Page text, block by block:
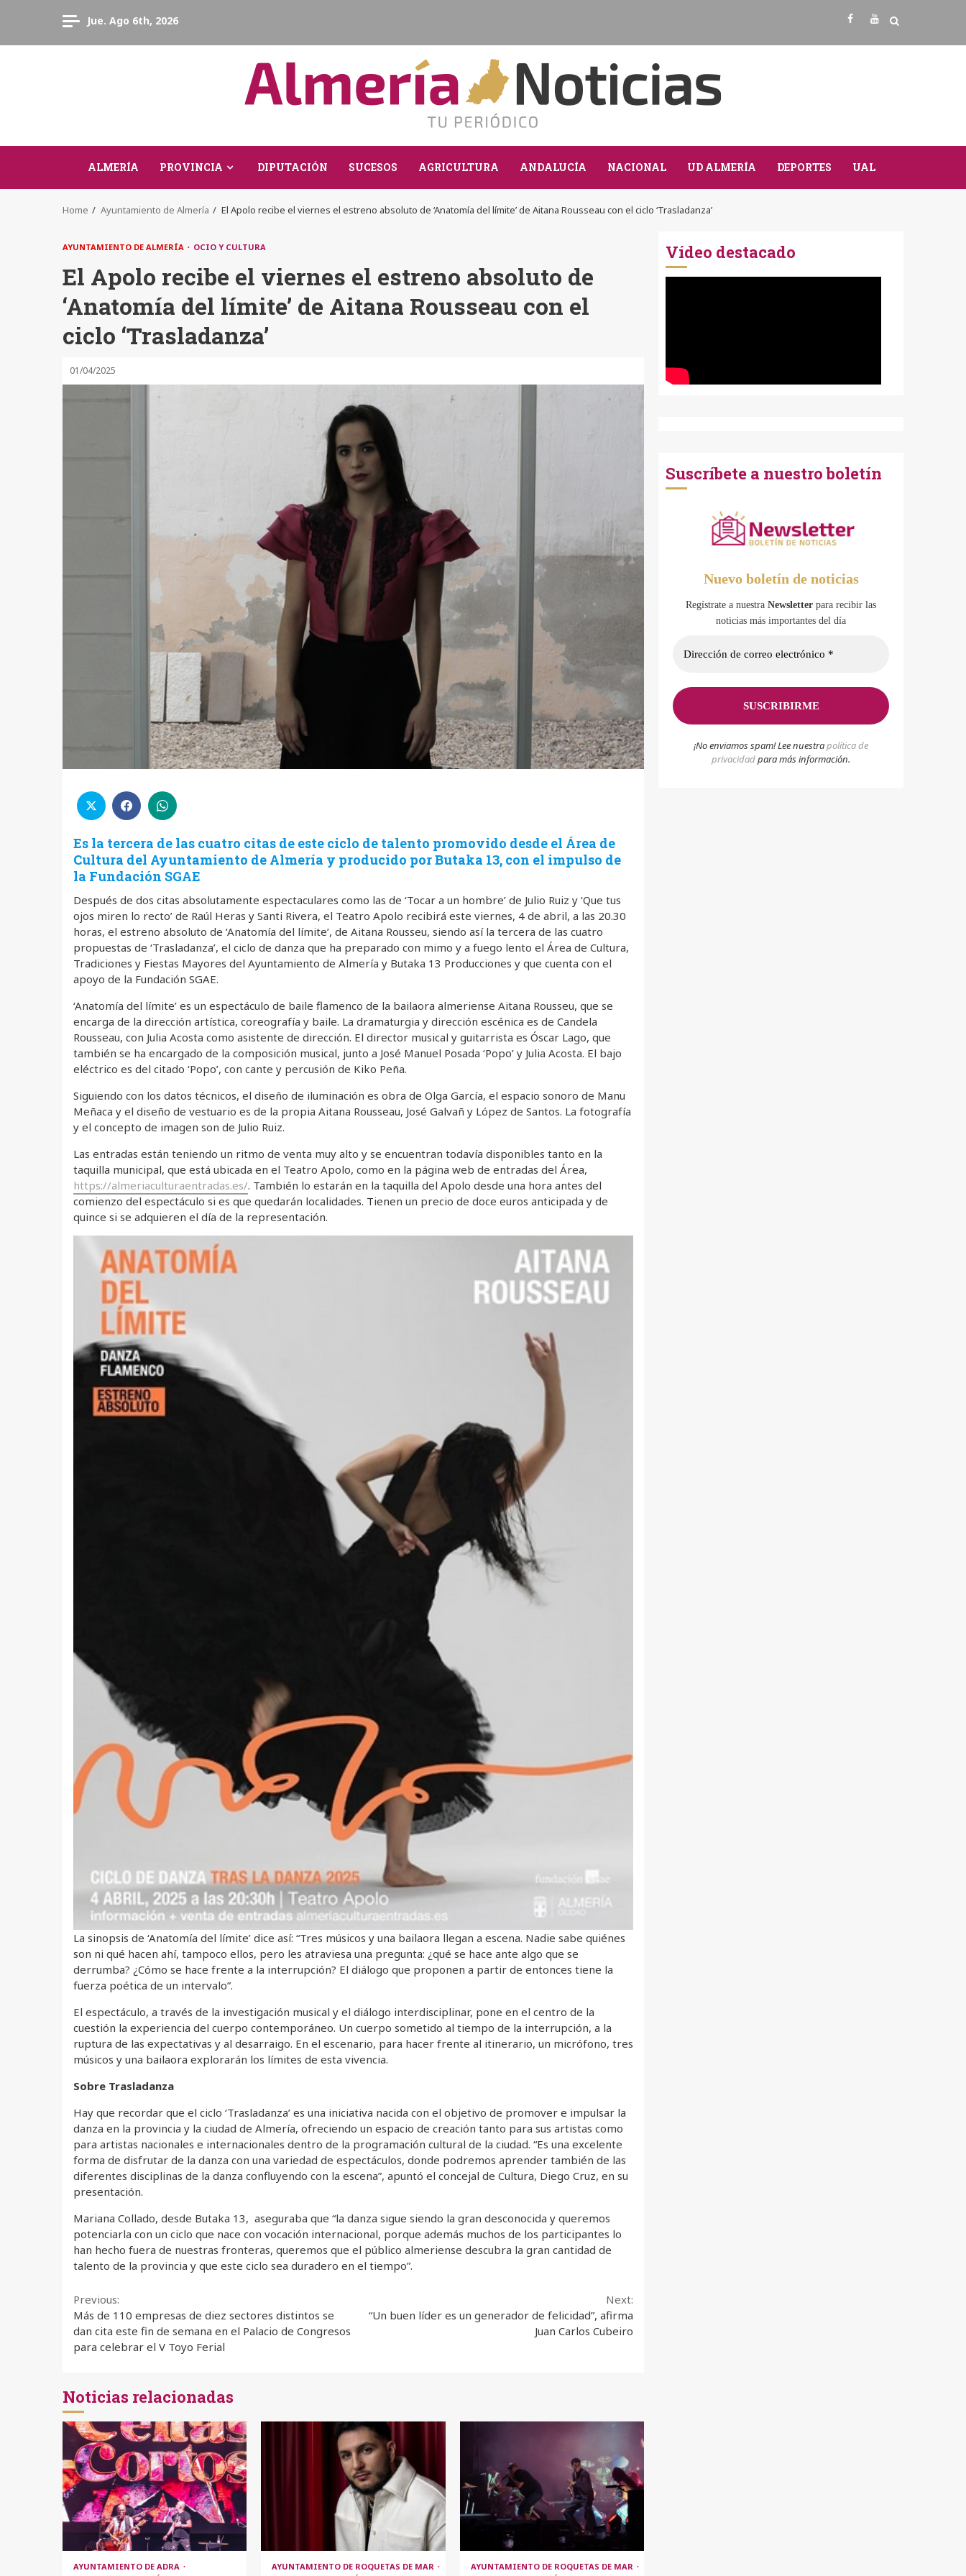
Jue. Ago 6th, 2026 Facebook
Youtube
ALMERÍA PROVINCIA DIPUTACIÓN SUCESOS AGRICULTURA ANDALUCÍA NACIONAL UD ALMERÍA DEPORTES UAL
Home Ayuntamiento de Almería El Apolo recibe el viernes el estreno absoluto de ‘Anatomía del límite’ de Aitana Rousseau con el ciclo ‘Trasladanza’
AYUNTAMIENTO DE ALMERÍA OCIO Y CULTURA
El Apolo recibe el viernes el estreno absoluto de
‘Anatomía del límite’ de Aitana Rousseau con el
ciclo ‘Trasladanza’
01/04/2025
Es la tercera de las cuatro citas de este ciclo de talento promovido desde el Área de
Cultura del Ayuntamiento de Almería y producido por Butaka 13, con el impulso de
la Fundación SGAE
Después de dos citas absolutamente espectaculares como las de ‘Tocar a un hombre’ de Julio Ruiz y ‘Que tus
ojos miren lo recto’ de Raúl Heras y Santi Rivera, el Teatro Apolo recibirá este viernes, 4 de abril, a las 20.30
horas, el estreno absoluto de ‘Anatomía del límite’, de Aitana Rousseu, siendo así la tercera de las cuatro
propuestas de ‘Trasladanza’, el ciclo de danza que ha preparado con mimo y a fuego lento el Área de Cultura,
Tradiciones y Fiestas Mayores del Ayuntamiento de Almería y Butaka 13 Producciones y que cuenta con el
apoyo de la Fundación SGAE.
‘Anatomía del límite’ es un espectáculo de baile flamenco de la bailaora almeriense Aitana Rousseu, que se
encarga de la dirección artística, coreografía y baile. La dramaturgia y dirección escénica es de Candela
Rousseau, con Julia Acosta como asistente de dirección. El director musical y guitarrista es Óscar Lago, que
también se ha encargado de la composición musical, junto a José Manuel Posada ‘Popo’ y Julia Acosta. El bajo
eléctrico es del citado ‘Popo’, con cante y percusión de Kiko Peña.
Siguiendo con los datos técnicos, el diseño de iluminación es obra de Olga García, el espacio sonoro de Manu
Meñaca y el diseño de vestuario es de la propia Aitana Rousseau, José Galvañ y López de Santos. La fotografía
y el concepto de imagen son de Julio Ruiz.
Las entradas están teniendo un ritmo de venta muy alto y se encuentran todavía disponibles tanto en la
taquilla municipal, que está ubicada en el Teatro Apolo, como en la página web de entradas del Área,
https://almeriaculturaentradas.es/. También lo estarán en la taquilla del Apolo desde una hora antes del
comienzo del espectáculo si es que quedarán localidades. Tienen un precio de doce euros anticipada y de
quince si se adquieren el día de la representación.
La sinopsis de ‘Anatomía del límite’ dice así: “Tres músicos y una bailaora llegan a escena. Nadie sabe quiénes
son ni qué hacen ahí, tampoco ellos, pero les atraviesa una pregunta: ¿qué se hace ante algo que se
derrumba? ¿Cómo se hace frente a la interrupción? El diálogo que proponen a partir de entonces tiene la
fuerza poética de un intervalo”.
El espectáculo, a través de la investigación musical y el diálogo interdisciplinar, pone en el centro de la
cuestión la experiencia del cuerpo contemporáneo. Un cuerpo sometido al tiempo de la interrupción, a la
ruptura de las expectativas y al desarraigo. En el escenario, para hacer frente al itinerario, un micrófono, tres
músicos y una bailaora explorarán los límites de esta vivencia.
Sobre Trasladanza
Hay que recordar que el ciclo ‘Trasladanza’ es una iniciativa nacida con el objetivo de promover e impulsar la
danza en la provincia y la ciudad de Almería, ofreciendo un espacio de creación tanto para sus artistas como
para artistas nacionales e internacionales dentro de la programación cultural de la ciudad. “Es una excelente
forma de disfrutar de la danza con una variedad de espectáculos, donde podremos aprender también de las
diferentes disciplinas de la danza confluyendo con la escena”, apuntó el concejal de Cultura, Diego Cruz, en su
presentación.
Mariana Collado, desde Butaka 13, aseguraba que “la danza sigue siendo la gran desconocida y queremos
potenciarla con un ciclo que nace con vocación internacional, porque además muchos de los participantes lo
han hecho fuera de nuestras fronteras, queremos que el público almeriense descubra la gran cantidad de
talento de la provincia y que este ciclo sea duradero en el tiempo”.
Continue
Reading
Previous:
Más de 110 empresas de diez sectores distintos se
dan cita este fin de semana en el Palacio de Congresos
para celebrar el V Toyo Ferial
Next:
“Un buen líder es un generador de felicidad”, afirma
Juan Carlos Cubeiro
Noticias relacionadas
AYUNTAMIENTO DE ADRA
AYUNTAMIENTO DE ROQUETAS DE MAR
AYUNTAMIENTO DE ROQUETAS DE MAR
Vídeo destacado
Suscríbete a nuestro boletín
Nuevo boletín de noticias
Regístrate a nuestra Newsletter para recibir las
noticias más importantes del día
¡No enviamos spam! Lee nuestrapolítica de
privacidadpara más información.